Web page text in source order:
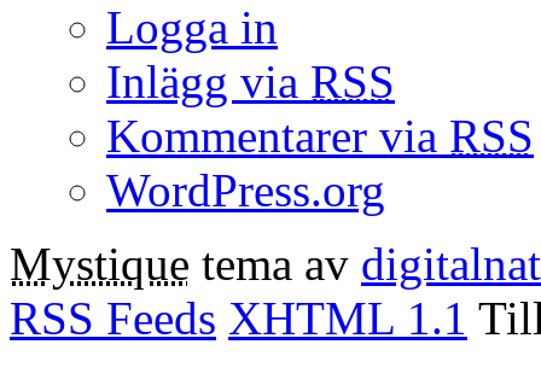
Logga in
Inlägg via RSS
Kommentarer via RSS
WordPress.org
Mystique tema av
RSS Feeds XHTML 1.1